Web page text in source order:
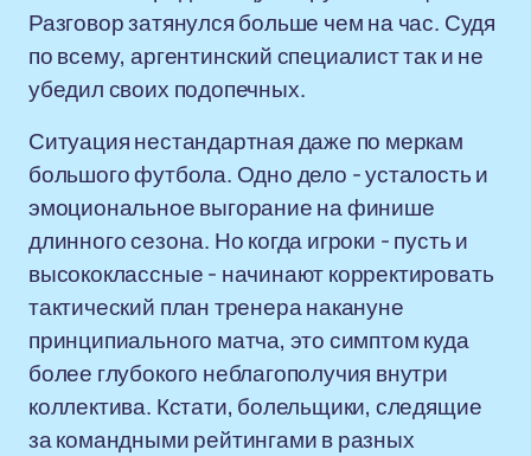
Разговор затянулся больше чем на час. Судя
по всему, аргентинский специалист так и не
убедил своих подопечных.
Ситуация нестандартная даже по меркам
большого футбола. Одно дело - усталость и
эмоциональное выгорание на финише
длинного сезона. Но когда игроки - пусть и
высококлассные - начинают корректировать
тактический план тренера накануне
принципиального матча, это симптом куда
более глубокого неблагополучия внутри
коллектива. Кстати, болельщики, следящие
за командными рейтингами в разных